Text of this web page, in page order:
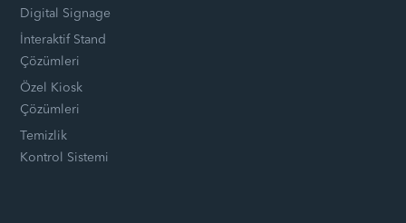
Digital Signage
İnteraktif Stand
Çözümleri
Özel Kiosk
Çözümleri
Temizlik
Kontrol Sistemi